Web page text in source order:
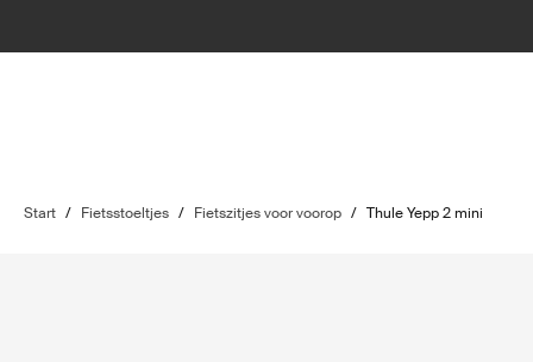
Start / Fietsstoeltjes / Fietszitjes voor voorop / Thule Yepp 2 mini